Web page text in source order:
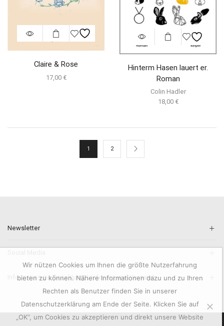
Claire & Rose
17,00 €
Hinterm Hasen lauert er.
Roman
Colin Hadler
18,00 €
1 2
Newsletter
Information zur Bezahlung, Lieferung und Versand.
Wir nützen Cookies um Ihnen die größte Nutzerfahrung
bieten zu können. Nähere Informationen dazu und zu Ihren
Rechten als Benutzer finden Sie in unserer
Datenschutzerklärung am Ende der Seite. Klicken Sie auf
„OK“, um Cookies zu akzeptieren und direkt unsere Website